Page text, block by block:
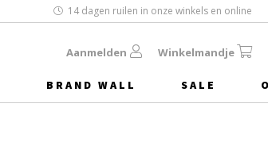
14 dagen ruilen in onze winkels en online
Aanmelden Winkelmandje
BRAND WALL SALE